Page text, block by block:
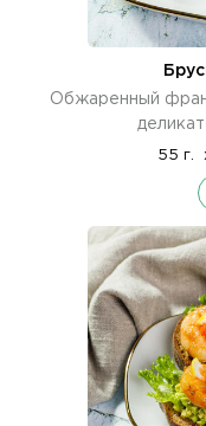
Обжаренный
55 г.